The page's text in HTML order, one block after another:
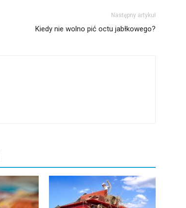
Następny artykuł
Kiedy nie wolno pić octu jabłkowego?